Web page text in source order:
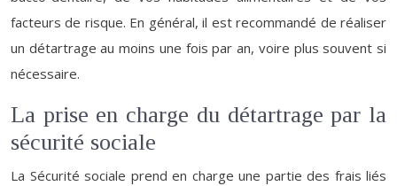
facteurs de risque. En général, il est recommandé de réaliser
un détartrage au moins une fois par an, voire plus souvent si
nécessaire.
La prise en charge du détartrage par la
sécurité sociale
La Sécurité sociale prend en charge une partie des frais liés